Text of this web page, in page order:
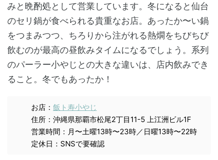
みと晩酌処として営業しています。冬になると仙台
のセリ鍋が食べられる貴重なお店。あったか〜い鍋
をつまみつつ、ちろりから注がれる熱燗をちびちび
飲むのが最高の昼飲みタイムになるでしょう。系列
のパーラー小やじとの大きな違いは、店内飲みでき
ること。冬でもあったか！
お店： 飯ト寿小やじ
住所：沖縄県那覇市松尾2丁目11-5 上江洲ビル1F
営業時間：月〜土曜13時〜23時／日曜13時〜22時
定休日：SNSで要確認